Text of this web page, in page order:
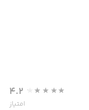
4.2
امتیاز